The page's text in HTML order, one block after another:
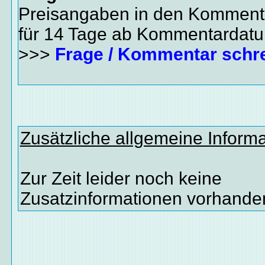
Preisangaben in den
für 14 Tage ab
>>> Frage / Kommentar
Zusätzliche allgemeine
Zur Zeit leider noch keine
Zusatzinformationen